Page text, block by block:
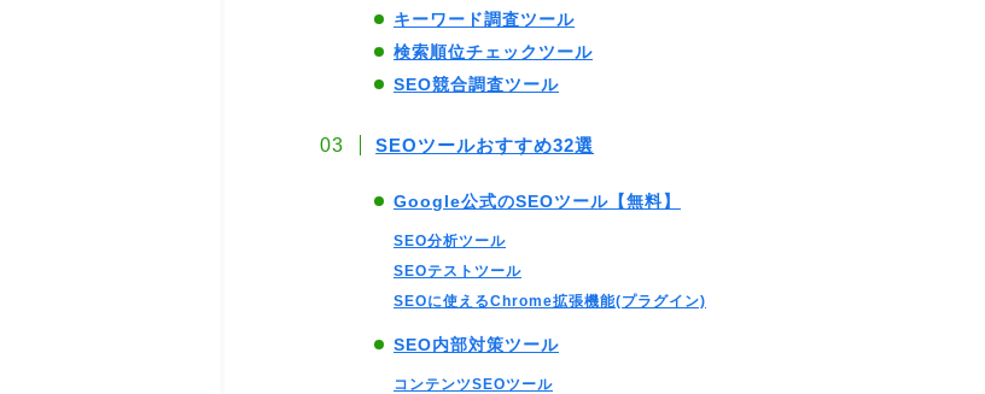
キーワード調査ツール
検索順位チェックツール
SEO競合調査ツール
SEOツールおすすめ32選
Google公式のSEOツール【無料】
SEO分析ツール
SEOテストツール
SEOに使えるChrome拡張機能(プラグイン)
SEO内部対策ツール
コンテンツSEOツール